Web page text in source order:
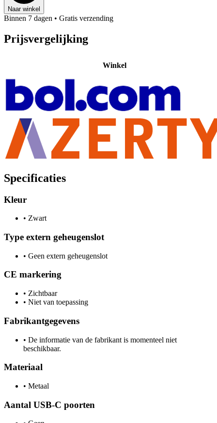
Naar winkel
Binnen 7 dagen • Gratis verzending
Prijsvergelijking
Winkel
Specificaties
Kleur
• Zwart
Type extern geheugenslot
• Geen extern geheugenslot
CE markering
• Zichtbaar
• Niet van toepassing
Fabrikantgegevens
• De informatie van de fabrikant is momenteel niet
beschikbaar.
Materiaal
• Metaal
Aantal USB-C poorten